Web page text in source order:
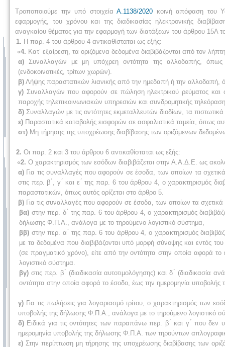
Τροποποιούμε την υπό στοιχείαΑ.1138/2020 κοινή απόφαση του
εφαρμογής, του χρόνου και της διαδικασίας ηλεκτρονικής
αναγκαίου θέματος για την εφαρμογή των διατάξεων του άρθρου
1. Η παρ. 4 του άρθρου 4 αντικαθίσταται ως εξής:
«4. Κατ’ εξαίρεση, τα οριζόμενα δεδομένα διαβιβάζονται από τον
α) Συναλλαγών με μη υπόχρεη οντότητα της αλλοδαπής, όπως
(ενδοκοινοτικές, τρίτων χωρών).
β) Λήψης παραστατικών λιανικής από την ημεδαπή ή την αλλοδαπή,
γ) Συναλλαγών που αφορούν σε πώληση ηλεκτρικού ρεύματος και
παροχής τηλεπικοινωνιακών υπηρεσιών και συνδρομητικής
δ) Συναλλαγών με τις οντότητες εκμεταλλευτών διοδίων, τα
ε) Παραστατικά καταβολής εισφορών σε ασφαλιστικά ταμεία, όπως
στ) Μη τήρησης της υποχρέωσης διαβίβασης των οριζόμενων
2. Οι παρ. 2 και 3 του άρθρου 6 αντικαθίσταται ως εξής:
«2. Ο χαρακτηρισμός των εσόδων διαβιβάζεται στην Α.Α.Δ.Ε. ως
α) Για τις συναλλαγές που αφορούν σε έσοδα, των οποίων τα
στις περ. β ́, γ ́ και ε ́ της παρ. 6 του άρθρου 4, ο χαρακτηρισμός
παραστατικών, όπως αυτός ορίζεται στο άρθρο 5.
β) Για τις συναλλαγές που αφορούν σε έσοδα, των οποίων τα
βα) στην περ. δ ́ της παρ. 6 του άρθρου 4, ο χαρακτηρισμός
δήλωσης Φ.Π.Α., ανάλογα με το τηρούμενο λογιστικό σύστημα,
ββ) στην περ. α ́ της παρ. 6 του άρθρου 4, ο χαρακτηρισμός
με τα δεδομένα που διαβιβάζονται υπό μορφή σύνοψης και εντός
(σε πραγματικό χρόνο), είτε από την οντότητα στην οποία αφορά
λογιστικό σύστημα.
βγ) στις περ. β ́ (διαδικασία αυτοτιμολόγησης) και δ ́ (διαδικασία
οντότητα στην οποία αφορά το έσοδο, έως την ημερομηνία
γ) Για τις πωλήσεις για λογαριασμό τρίτου, ο χαρακτηρισμός των
υποβολής της δήλωσης Φ.Π.Α., ανάλογα με το τηρούμενο λογιστικό
δ) Ειδικά για τις οντότητες των παραπάνω περ. β ́ και γ ́ που δεν
ημερομηνία υποβολής της δήλωσης Φ.Π.Α. των τηρούντων
ε) Στην περίπτωση μη τήρησης της υποχρέωσης διαβίβασης των